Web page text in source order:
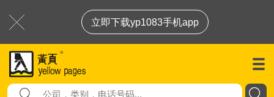
立即下载yp1083手机app